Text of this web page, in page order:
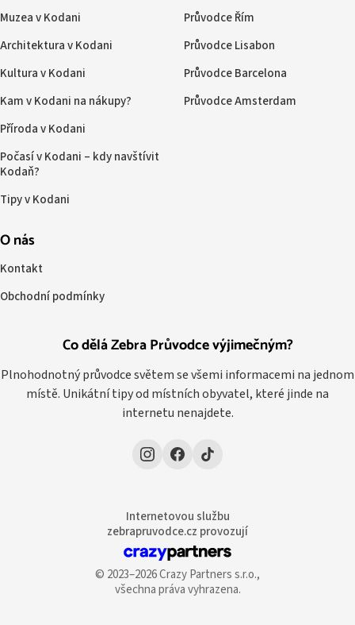
Co dělá Zebra Průvodce výjimečným?
Plnohodnotný průvodce světem se všemi informacemi na jednom
místě. Unikátní tipy od místních obyvatel, které jinde na
internetu nenajdete.
Muzea v Kodani
Architektura v Kodani
Kultura v Kodani
Kam v Kodani na nákupy?
Příroda v Kodani
Počasí v Kodani – kdy navštívit
Kodaň?
Tipy v Kodani
Průvodce Řím
Průvodce Lisabon
Průvodce Barcelona
Průvodce Amsterdam
O nás
Kontakt
Obchodní podmínky
Internetovou službu
zebrapruvodce.cz provozují
© 2023–2026 Crazy Partners s.r.o.,
všechna práva vyhrazena.